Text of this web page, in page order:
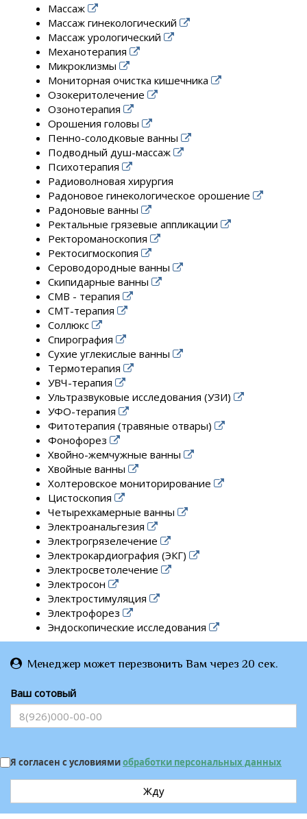
Массаж
Массаж гинекологический
Массаж урологический
Механотерапия
Микроклизмы
Мониторная очистка кишечника
Озокеритолечение
Озонотерапия
Орошения головы
Пенно-солодковые ванны
Подводный душ-массаж
Психотерапия
Радиоволновая хирургия
Радоновое гинекологическое орошение
Радоновые ванны
Ректальные грязевые аппликации
Ректороманоскопия
Ректосигмоскопия
Сероводородные ванны
Скипидарные ванны
СМВ - терапия
СМТ-терапия
Соллюкс
Спирография
Сухие углекислые ванны
Термотерапия
УВЧ-терапия
Ультразвуковые исследования (УЗИ)
УФО-терапия
Фитотерапия (травяные отвары)
Фонофорез
Хвойно-жемчужные ванны
Хвойные ванны
Холтеровское мониторирование
Цистоскопия
Четырехкамерные ванны
Электроанальгезия
Электрогрязелечение
Электрокардиография (ЭКГ)
Электросветолечение
Электросон
Электростимуляция
Электрофорез
Эндоскопические исследования
Менеджер может перезвонить Вам через 20 сек.
Ваш сотовый
Я согласен с условиямиобработки персональных данных
Жду